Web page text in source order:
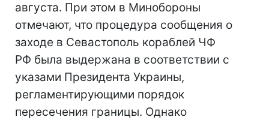
августа. При этом в Минобороны
отмечают, что процедура сообщения о
заходе в Севастополь кораблей ЧФ
РФ была выдержана в соответствии с
указами Президента Украины,
регламентирующими порядок
пересечения границы. Однако